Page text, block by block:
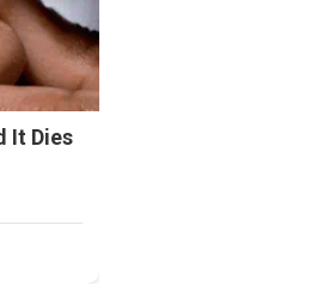
It Dies